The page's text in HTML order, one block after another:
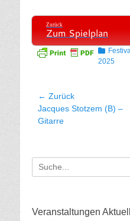
Zurück
Zum Spielplan
2025
Beitragsnavigation
← Zurück
Vorhergehender
Beitrag:
Jacques Stotzem (B) –
Gitarre
Suche
für:
Veranstaltungen Aktuell